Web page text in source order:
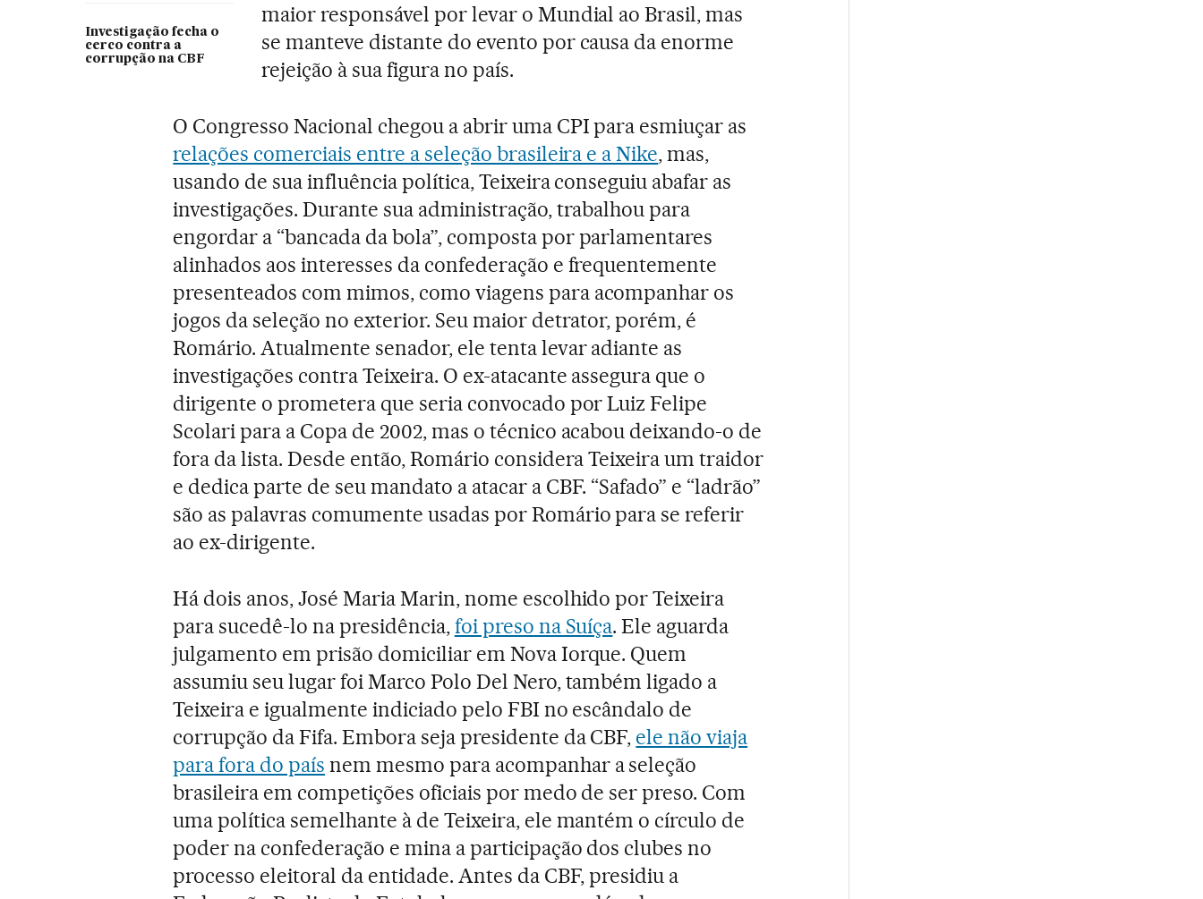
Investigação fecha o
cerco contra a
corrupção na CBF
maior responsável por levar o Mundial ao Brasil, mas
se manteve distante do evento por causa da enorme
rejeição à sua figura no país.
O Congresso Nacional chegou a abrir uma CPI para esmiuçar as
relações comerciais entre a seleção brasileira e a Nike, mas,
usando de sua influência política, Teixeira conseguiu abafar as
investigações. Durante sua administração, trabalhou para
engordar a “bancada da bola”, composta por parlamentares
alinhados aos interesses da confederação e frequentemente
presenteados com mimos, como viagens para acompanhar os
jogos da seleção no exterior. Seu maior detrator, porém, é
Romário. Atualmente senador, ele tenta levar adiante as
investigações contra Teixeira. O ex-atacante assegura que o
dirigente o prometera que seria convocado por Luiz Felipe
Scolari para a Copa de 2002, mas o técnico acabou deixando-o de
fora da lista. Desde então, Romário considera Teixeira um traidor
e dedica parte de seu mandato a atacar a CBF. “Safado” e “ladrão”
são as palavras comumente usadas por Romário para se referir
ao ex-dirigente.
Há dois anos, José Maria Marin, nome escolhido por Teixeira
para sucedê-lo na presidência,foi preso na Suíça. Ele aguarda
julgamento em prisão domiciliar em Nova Iorque. Quem
assumiu seu lugar foi Marco Polo Del Nero, também ligado a
Teixeira e igualmente indiciado pelo FBI no escândalo de
corrupção da Fifa. Embora seja presidente da CBF, ele não viaja
para fora do país nem mesmo para acompanhar a seleção
brasileira em competições oficiais por medo de ser preso. Com
uma política semelhante à de Teixeira, ele mantém o círculo de
poder na confederação e mina a participação dos clubes no
processo eleitoral da entidade. Antes da CBF, presidiu a